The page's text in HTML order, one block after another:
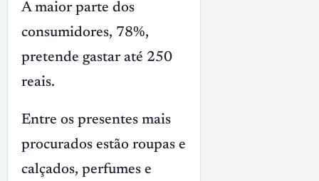
A maior parte dos
consumidores, 78%,
pretende gastar até 250
reais.
Entre os presentes mais
procurados estão roupas e
calçados, perfumes e